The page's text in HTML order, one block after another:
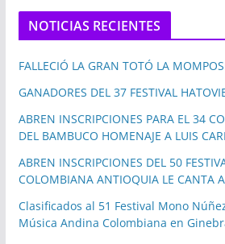
NOTICIAS RECIENTES
FALLECIÓ LA GRAN TOTÓ LA
GANADORES DEL 37 FESTIVAL
ABREN INSCRIPCIONES PARA EL 34
DEL BAMBUCO HOMENAJE A LUIS
ABREN INSCRIPCIONES DEL 50
COLOMBIANA ANTIOQUIA LE CANTA
Clasificados al 51 Festival Mono
Música Andina Colombiana en